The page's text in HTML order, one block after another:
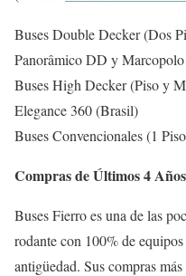
Buses Double Decker (Dos
Panorâmico DD y
Buses High Decker (Piso y
Elegance 360 (Brasil)
Buses Convencionales (1
Compras de Últimos 4
Buses Fierro es una de las
rodante con 100% de
antigüedad. Sus compras